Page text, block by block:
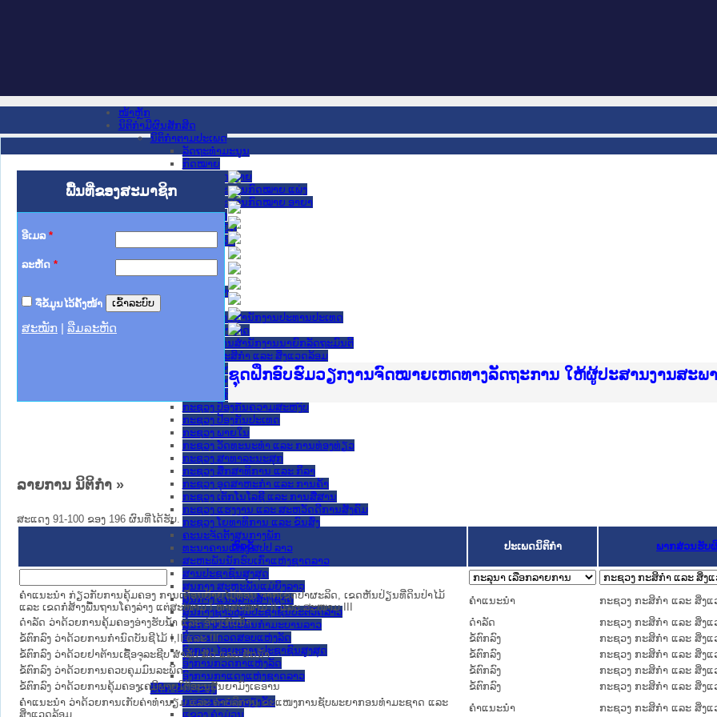
ໜ້າຫຼັກ
ນິຕິກໍາມີຜົນສັກສິດ
ນິຕິກໍາຕາມປະເພດ
ລັດຖະທໍາມະນູນ
ກົດໝາຍ
ກົດໝາຍ
ປະມວນກົດໝາຍ ແພ່ງ
ປະມວນກົດໝາຍ ອາຍາ
ມະຕິຕົກລົງ
ລັດຖະບັນຍັດ
ລັດຖະດໍາລັດ
ຂໍ້ຕົກລົງ
ຄໍາແນະນໍາ
ນິຕິກໍາຂັ້ນສູນກາງ
ຫ້ອງວ່າການສໍານັກງານປະທານປະເທດ
ສະພາແຫ່ງຊາດ
ຫ້ອງວ່າການສຳນັກງານນາຍົກລັດຖະມົນຕີ
ກະຊວງ ກະສິກຳ ແລະ ສິ່ງແວດລ້ອມ
ກະຊວງ ການຕ່າງປະເທດ
ກະຊວງ ການເງິນ
ກະຊວງ ຍຸຕິທໍາ
ກະຊວງ ປ້ອງກັນຄວາມສະຫງົບ
ກະຊວງ ປ້ອງກັນປະເທດ
ກະຊວງ ພາຍໃນ
ກະຊວງ ວັດທະນະທຳ ແລະ ການທ່ອງທ່ຽວ
ກະຊວງ ສາທາລະນະສຸກ
ກະຊວງ ສຶກສາທິການ ແລະ ກິລາ
ກະຊວງ ອຸດສາຫະກຳ ແລະ ການຄ້າ
ກະຊວງ ເຕັກໂນໂລຊີ ແລະ ການສື່ສານ
ກະຊວງ ແຮງງານ ແລະ ສະຫວັດດີການສັງຄົມ
ກະຊວງ ໂຍທາທິການ ແລະ ຂົນສົ່ງ
ຄະນະຈັດຕັ້ງສູນກາງພັກ
ທະນາຄານແຫ່ງ ສປປ ລາວ
ສະຫະພັນນັກຮົບເກົ່າແຫ່ງຊາດລາວ
ສານປະຊາຊົນສູງສຸດ
ສູນກາງ ສະຫະພັນແມ່ຍິງລາວ
ສູນກາງ ແນວລາວສ້າງຊາດ
ສູນກາງຊາວໜຸ່ມປະຊາຊົນປະຕິວັດລາວ
ສູນກາງສະຫະພັນກຳມະບານລາວ
ອົງການ ກວດສອບແຫ່ງລັດ
ອົງການ ໄອຍະການປະຊາຊົນສູງສຸດ
ອົງການກວດກາແຫ່ງລັດ
ອົງການກາແດງແຫ່ງຊາດລາວ
ນິຕິກໍາຂັ້ນແຂວງ
ນະ​ຄອນ​ຫລວງວຽງຈັນ
ແຂວງ ຄໍາມ່ວນ
ພື້ນທີ່ຂອງສະມາຊິກ
ອີເມລ *
ລະຫັດ *
ຈື່ຂໍ້ມູນໄວ້ຄັ້ງໜ້າ
ສະໝັກ ລືມລະຫັດ
Ministry of Justice Lao PDR
ເຜີຍແຜ່ວັບໄຊຈົດໝາຍເຫດທາງລັດຖະການ ແລະ ແອັບກົດໝາຍລາວ ທີ່ ສະ
ກະຊວງຍຸຕິທຳ
ຊຸດຝຶກອົບຮົມວຽກງານຈົດໝາຍເຫດທາງລັດຖະການ ໃຫ້ຜູ້ປະສານງານສະພ
ກອງປະຊຸມທົບທວນຄືນການຈັດຕັ້ງປະຕິບັດວຽກງານຈົດໝາຍເຫດທາງລັດຖະ
ຝຶກອົບຮົມ ຜູ່ປະສານງານວຽກງານຈົດໝາຍເຫດທາງລັດຖະການ ສຳລັບ ພາກ
ຝຶກອົບຮົມ ຜູ່ປະສານງານວຽກງານຈົດໝາຍເຫດທາງລັດຖະການ ສຳລັບ ພາກ
ເຜີຍແຜ່ແອັບກົດໝາຍລາວ ແລະ ເວັບໄຊຈົດໝາຍເຫດທາງລັດຖະການ ທີ່ ວິ
ເຜີຍແຜ່ແອັບກົດໝາຍລາວ ແລະ ເວັບໄຊຈົດໝາຍເຫດທາງລັດຖະການ ທີ່ ວິ
ຍົກລະດັບວຽກງານຈົດໝາຍເຫດທາງລັດຖະການໃຫ້ຜູ້ປະສານງານຂັ້ນແຂວງ
ຊຸດຝຶກອົບຮົມວຽກງານຈົດໝາຍເຫດທາງລັດຖະການ ໃຫ້ຜູ້ປະສານງານສະພ
ລາຍການ ນິຕິກໍາ »
ສະແດງ 91-100 ຂອງ 196 ຜົນທີ່ໄດ້ຮັບ.
ຫົວຂໍ້ ປະເພດນິຕິກຳ ພາກສ່ວນຮັບ
ຄໍາແນະນໍາ ກ່ຽວກັບການຄຸ້ມຄອງ ການເຄື່ອນຍ້າຍໄມ້ທ່ອນ ຈາກເຂດປ່າຜະລິດ, ເຂດຫັນປ່ຽນທີ່ດິນປ່າໄມ້
ແລະ ເຂດກໍ່ສ້າງພື້ນຖານໂຄງລ່າງ ແຕ່ສະໜາມ I ຫາສະໜາມ II ແລະ ສະໜາມ III
ຄໍາແນະນໍາ ກະຊວງ ກະສິກຳ ແລະ ສິ່ງແ
ດໍາລັດ ວ່າດ້ວຍການຄຸ້ມຄອງອ່າງຮັບນໍ້າ ແລະ ອ່າງເກັບນໍ້າ
ດໍາລັດ ກະຊວງ ກະສິກຳ ແລະ ສິ່ງແ
ຂໍ້ຕົກລົງ ວ່າດ້ວຍການກໍານົດບັນຊີໄມ້ I,II ແລະ III
ຂໍ້ຕົກລົງ ກະຊວງ ກະສິກຳ ແລະ ສິ່ງແ
ຂໍ້ຕົກລົງ ວ່າດ້ວຍຢາຕ້ານເຊື້ອຈຸລະຊີບ ສຳລັບ ສັດ ແລະ ສັດນ້ຳ
ຂໍ້ຕົກລົງ ກະຊວງ ກະສິກຳ ແລະ ສິ່ງແ
ຂໍ້ຕົກລົງ ວ່າດ້ວຍການຄວບຄຸມມົນລະພິດ
ຂໍ້ຕົກລົງ ກະຊວງ ກະສິກຳ ແລະ ສິ່ງແ
ຂໍ້ຕົກລົງ ວ່າດ້ວຍການຄຸ້ມຄອງເຄມີພາຍໃຕ້ອະນຸສັນຍາມົງເຣອານ
ຂໍ້ຕົກລົງ ກະຊວງ ກະສິກຳ ແລະ ສິ່ງແ
ຄໍາແນະນໍາ ວ່າດ້ວຍການເກັບຄ່າທໍານຽມ ແລະ ຄ່າບໍລິການ ຂະແໜງການຊັບພະຍາກອນທໍາມະຊາດ ແລະ
ສິ່ງແວດລ້ອມ
ຄໍາແນະນໍາ ກະຊວງ ກະສິກຳ ແລະ ສິ່ງແ